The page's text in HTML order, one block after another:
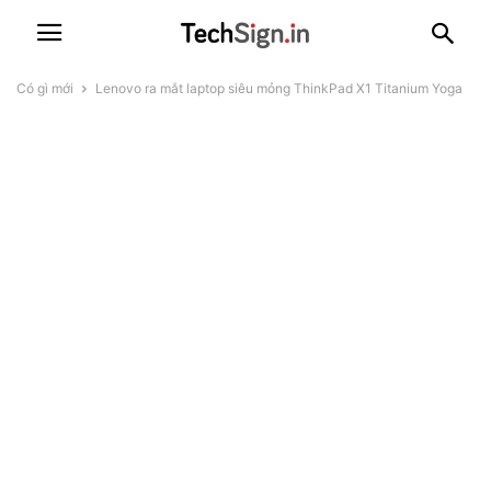
Có gì mới Lenovo ra mắt laptop siêu mỏng ThinkPad X1 Titanium Yoga